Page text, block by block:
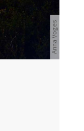
Anna Voges